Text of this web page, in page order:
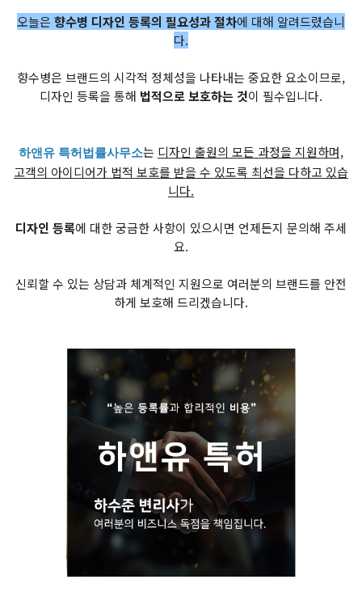
오늘은 향수병 디자인 등록의 필요성과 절차에 대해 알려드렸습니
다.
향수병은 브랜드의 시각적 정체성을 나타내는 중요한 요소이므로,
디자인 등록을 통해 법적으로 보호하는 것이 필수입니다.
하앤유 특허법률사무소는 디자인 출원의 모든 과정을 지원하며,
고객의 아이디어가 법적 보호를 받을 수 있도록 최선을 다하고 있습
니다.
디자인 등록에 대한 궁금한 사항이 있으시면 언제든지 문의해 주세
요.
신뢰할 수 있는 상담과 체계적인 지원으로 여러분의 브랜드를 안전
하게 보호해 드리겠습니다.